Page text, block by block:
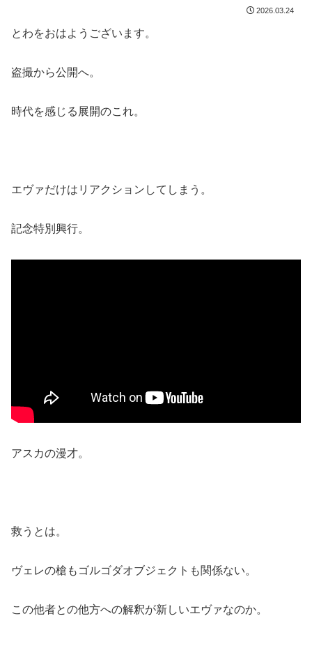
2026.03.24
とわをおはようございます。
盗撮から公開へ。
時代を感じる展開のこれ。
エヴァだけはリアクションしてしまう。
記念特別興行。
アスカの漫才。
救うとは。
ヴェレの槍もゴルゴダオブジェクトも関係ない。
この他者との他方への解釈が新しいエヴァなのか。